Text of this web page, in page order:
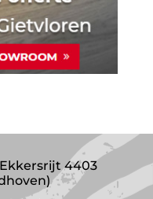
Ekkersrijt 4403